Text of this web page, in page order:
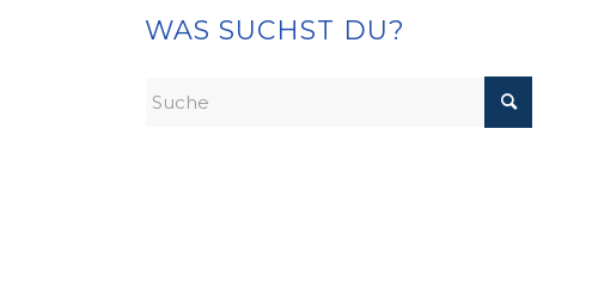
WAS SUCHST DU?